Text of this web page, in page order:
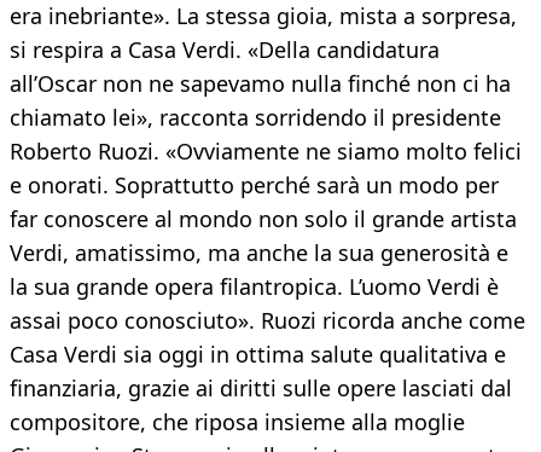
era inebriante». La stessa gioia, mista a sorpresa,
si respira a Casa Verdi. «Della candidatura
all’Oscar non ne sapevamo nulla finché non ci ha
chiamato lei», racconta sorridendo il presidente
Roberto Ruozi. «Ovviamente ne siamo molto felici
e onorati. Soprattutto perché sarà un modo per
far conoscere al mondo non solo il grande artista
Verdi, amatissimo, ma anche la sua generosità e
la sua grande opera filantropica. L’uomo Verdi è
assai poco conosciuto». Ruozi ricorda anche come
Casa Verdi sia oggi in ottima salute qualitativa e
finanziaria, grazie ai diritti sulle opere lasciati dal
compositore, che riposa insieme alla moglie